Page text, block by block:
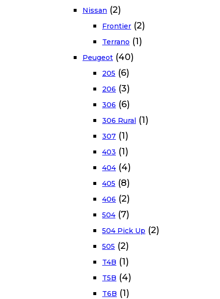
Nissan (2)
Frontier (2)
Terrano (1)
Peugeot (40)
205 (6)
206 (3)
306 (6)
306 Rural (1)
307 (1)
403 (1)
404 (4)
405 (8)
406 (2)
504 (7)
504 Pick Up (2)
505 (2)
T4B (1)
T5B (4)
T6B (1)